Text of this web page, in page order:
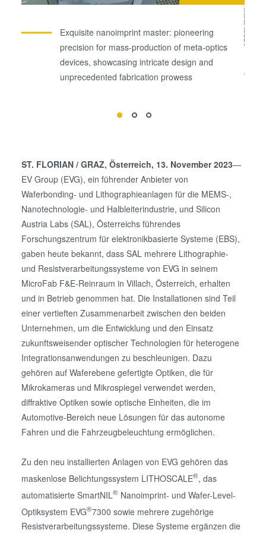
Exquisite nanoimprint master: pioneering
precision for mass-production of meta-optics
devices, showcasing intricate design and
unprecedented fabrication prowess
ST. FLORIAN / GRAZ, Österreich, 13. November 2023—
EV Group (EVG), ein führender Anbieter von
Waferbonding- und Lithographieanlagen für die MEMS-,
Nanotechnologie- und Halbleiterindustrie, und Silicon
Austria Labs (SAL), Österreichs führendes
Forschungszentrum für elektronikbasierte Systeme (EBS),
gaben heute bekannt, dass SAL mehrere Lithographie-
und Resistverarbeitungssysteme von EVG in seinem
MicroFab F&E-Reinraum in Villach, Österreich, erhalten
und in Betrieb genommen hat. Die Installationen sind Teil
einer vertieften Zusammenarbeit zwischen den beiden
Unternehmen, um die Entwicklung und den Einsatz
zukunftsweisender optischer Technologien für heterogene
Integrationsanwendungen zu beschleunigen. Dazu
gehören auf Waferebene gefertigte Optiken, die für
Mikrokameras und Mikrospiegel verwendet werden,
diffraktive Optiken sowie optische Einheiten, die im
Automotive-Bereich neue Lösungen für das autonome
Fahren und die Fahrzeugbeleuchtung ermöglichen.
Zu den neu installierten Anlagen von EVG gehören das
maskenlose Belichtungssystem LITHOSCALE®, das
automatisierte SmartNIL® Nanoimprint- und Wafer-Level-
Optiksystem EVG®7300 sowie mehrere zugehörige
Resistverarbeitungssysteme. Diese Systeme ergänzen die